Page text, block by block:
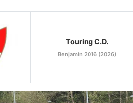
Touring C.D.
Benjamín 2016 (2026)